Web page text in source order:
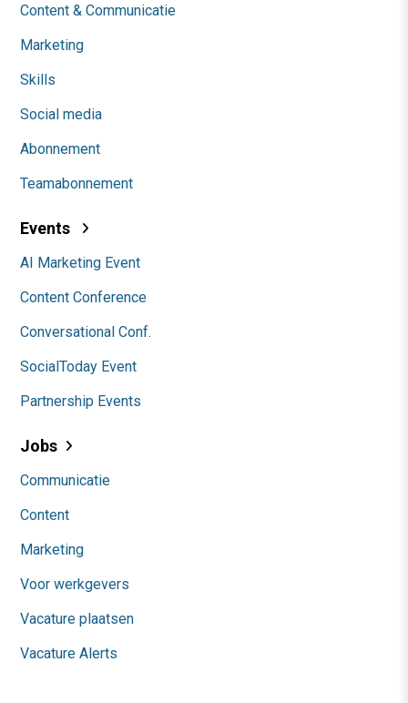
Content & Communicatie
Marketing
Skills
Social media
Abonnement
Teamabonnement
Events
AI Marketing Event
Content Conference
Conversational Conf.
SocialToday Event
Partnership Events
Jobs
Communicatie
Content
Marketing
Voor werkgevers
Vacature plaatsen
Vacature Alerts